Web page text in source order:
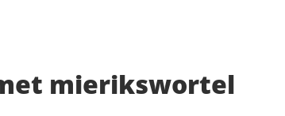
mierikswortel